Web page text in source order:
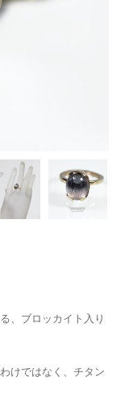
、ブロッカイト入り
けではなく、チタン